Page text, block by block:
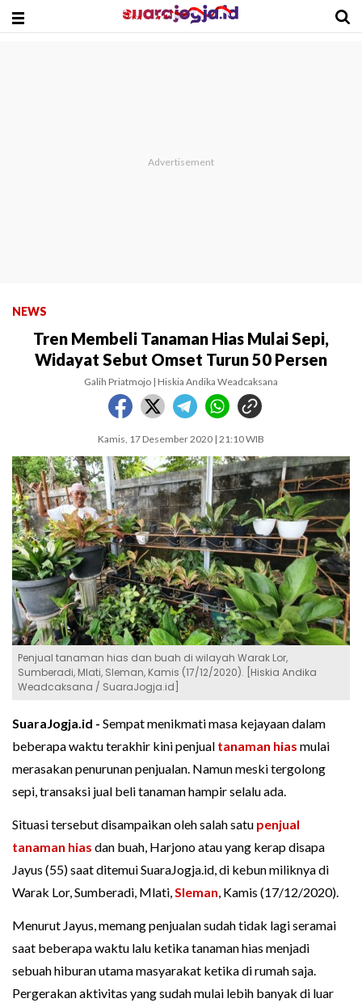
NEWS
Tren Membeli Tanaman Hias Mulai Sepi,
Widayat Sebut Omset Turun 50 Persen
Galih Priatmojo | Hiskia Andika Weadcaksana
Kamis, 17 Desember 2020 | 21:10 WIB
Penjual tanaman hias dan buah di wilayah Warak Lor,
Sumberadi, Mlati, Sleman, Kamis (17/12/2020). [Hiskia Andika
Weadcaksana / SuaraJogja.id]
SuaraJogja.id - Sempat menikmati masa kejayaan dalam
beberapa waktu terakhir kini penjual tanaman hias mulai
merasakan penurunan penjualan. Namun meski tergolong
sepi, transaksi jual beli tanaman hampir selalu ada.
Situasi tersebut disampaikan oleh salah satu penjual
tanaman hias dan buah, Harjono atau yang kerap disapa
Jayus (55) saat ditemui SuaraJogja.id, di kebun miliknya di
Warak Lor, Sumberadi, Mlati,Sleman, Kamis (17/12/2020).
Menurut Jayus, memang penjualan sudah tidak lagi seramai
saat beberapa waktu lalu ketika tanaman hias menjadi
sebuah hiburan utama masyarakat ketika di rumah saja.
Pergerakan aktivitas yang sudah mulai lebih banyak di luar